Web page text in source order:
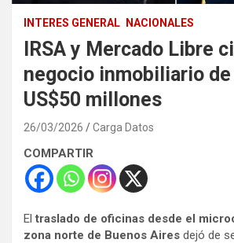
INTERES GENERAL NACIONALES
IRSA y Mercado Libre
negocio inmobiliario de
US$50 millones
26/03/2026 Carga Datos
COMPARTIR
Eltraslado de oficinas desde el
zona norte de Buenos Aires dejó de